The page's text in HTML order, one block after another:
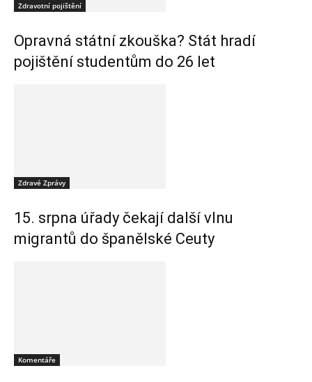
Zdravotní pojištění
Opravná státní zkouška? Stát hradí
pojištění studentům do 26 let
Zdravé Zprávy
15. srpna úřady čekají další vlnu
migrantů do španělské Ceuty
Komentáře